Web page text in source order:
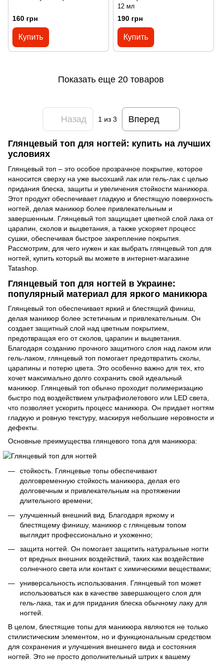
160 грн
Купить
12 мл
190 грн
Купить
Показать еще 20 товаров
Назад 1из 3 Вперед
Глянцевый топ для ногтей: купить на лучших
условиях
Глянцевый топ – это особое прозрачное покрытие, которое
наносится сверху на уже высохший лак или гель-лак с целью
придания блеска, защиты и увеличения стойкости маникюра.
Этот продукт обеспечивает гладкую и блестящую поверхность
ногтей, делая маникюр более привлекательным и
завершенным. Глянцевый топ защищает цветной слой лака от
царапин, сколов и выцветания, а также ускоряет процесс
сушки, обеспечивая быстрое закрепление покрытия.
Рассмотрим, для чего нужен и как выбрать глянцевый топ для
ногтей, купить который вы можете в интернет-магазине
Tatashop.
Глянцевый топ для ногтей в Украине:
популярный материал для яркого маникюра
Глянцевый топ обеспечивает яркий и блестящий финиш,
делая маникюр более эстетичным и привлекательным. Он
создает защитный слой над цветным покрытием,
предотвращая его от сколов, царапин и выцветания.
Благодаря созданию прочного защитного слоя над лаком или
гель-лаком, глянцевый топ помогает предотвратить сколы,
царапины и потерю цвета. Это особенно важно для тех, кто
хочет максимально долго сохранить свой идеальный
маникюр. Глянцевый топ обычно проходит полимеризацию
быстро под воздействием ультрафиолетового или LED света,
что позволяет ускорить процесс маникюра. Он придает ногтям
гладкую и ровную текстуру, маскируя небольшие неровности и
дефекты.
Основные преимущества глянцевого топа для маникюра:
стойкость. Глянцевые топы обеспечивают
долговременную стойкость маникюра, делая его
долговечным и привлекательным на протяжении
длительного времени;
улучшенный внешний вид. Благодаря яркому и
блестящему финишу, маникюр с глянцевым топом
выглядит профессионально и ухоженно;
защита ногтей. Он помогает защитить натуральные ногти
от вредных внешних воздействий, таких как воздействие
солнечного света или контакт с химическими веществами;
универсальность использования. Глянцевый топ может
использоваться как в качестве завершающего слоя для
гель-лака, так и для придания блеска обычному лаку для
ногтей.
В целом, блестящие топы для маникюра являются не только
стилистическим элементом, но и функциональным средством
для сохранения и улучшения внешнего вида и состояния
ногтей. Это не просто дополнительный штрих к вашему